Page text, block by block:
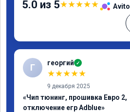
5.0 из 5★★★★★ Avito
Г георгий ✓
★★★★★
9 декабря 2025
«Чип тюнинг, прошивка Евро 2,
отключение егр Adblue»